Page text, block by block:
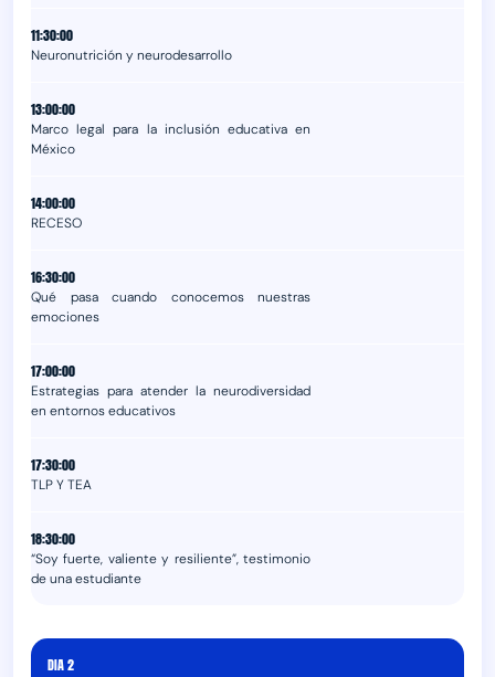
11:30:00
Neuronutrición y neurodesarrollo
13:00:00
Marco legal para la inclusión educativa en
México
14:00:00
RECESO
16:30:00
Qué pasa cuando conocemos nuestras
emociones
17:00:00
Estrategias para atender la neurodiversidad
en entornos educativos
17:30:00
TLP Y TEA
18:30:00
“Soy fuerte, valiente y resiliente”, testimonio
de una estudiante
DIA 2